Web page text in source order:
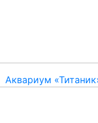
Аквариум